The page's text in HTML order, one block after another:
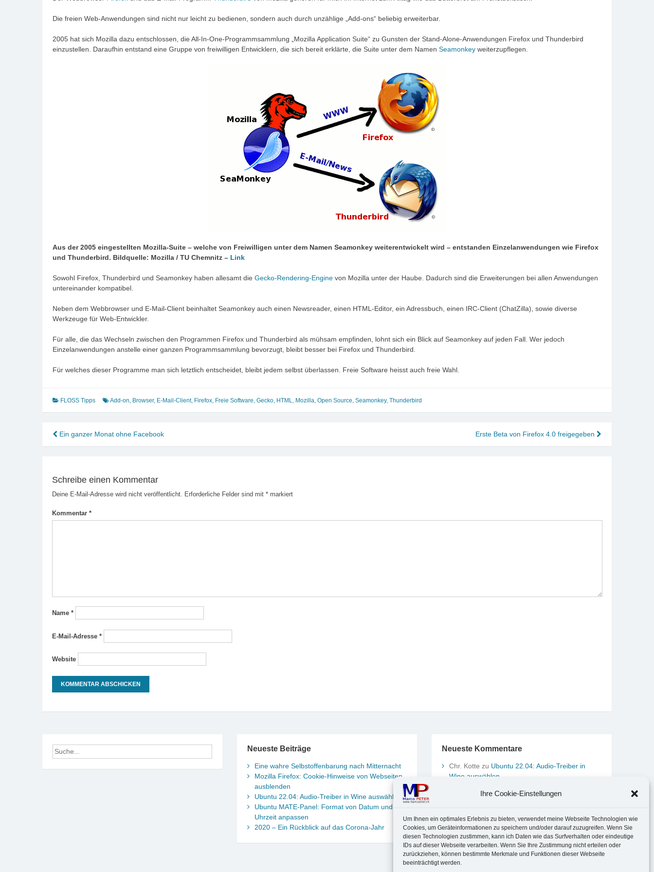
Ihre Cookie-Einstellungen
Um Ihnen ein optimales Erlebnis zu bieten, verwendet meine Webseite Technologien wie
Cookies, um Geräteinformationen zu speichern und/oder darauf zuzugreifen. Wenn Sie
diesen Technologien zustimmen, kann ich Daten wie das Surfverhalten oder eindeutige
IDs auf dieser Webseite verarbeiten. Wenn Sie Ihre Zustimmung nicht erteilen oder
zurückziehen, können bestimmte Merkmale und Funktionen dieser Webseite
beeinträchtigt werden.
Die freien Web-Anwendungen sind nicht nur leicht zu bedienen, sondern auch durch unzählige „Add-ons“ beliebig erweiterbar.
2005 hat sich Mozilla dazu entschlossen, die All-In-One-Programmsammlung „Mozilla Application Suite“ zu Gunsten der Stand-Alone-Anwendungen Firefox und Thunderbird
einzustellen. Daraufhin entstand eine Gruppe von freiwilligen Entwicklern, die sich bereit erklärte, die Suite unter dem Namen Seamonkey weiterzupflegen.
Aus der 2005 eingestellten Mozilla-Suite – welche von Freiwilligen unter dem Namen Seamonkey weiterentwickelt wird – entstanden Einzelanwendungen wie Firefox
und Thunderbird. Bildquelle: Mozilla / TU Chemnitz – Link
Sowohl Firefox, Thunderbird und Seamonkey haben allesamt die Gecko-Rendering-Engine von Mozilla unter der Haube. Dadurch sind die Erweiterungen bei allen Anwendungen
untereinander kompatibel.
Neben dem Webbrowser und E-Mail-Client beinhaltet Seamonkey auch einen Newsreader, einen HTML-Editor, ein Adressbuch, einen IRC-Client (ChatZilla), sowie diverse
Werkzeuge für Web-Entwickler.
Für alle, die das Wechseln zwischen den Programmen Firefox und Thunderbird als mühsam empfinden, lohnt sich ein Blick auf Seamonkey auf jeden Fall. Wer jedoch
Einzelanwendungen anstelle einer ganzen Programmsammlung bevorzugt, bleibt besser bei Firefox und Thunderbird.
Für welches dieser Programme man sich letztlich entscheidet, bleibt jedem selbst überlassen. Freie Software heisst auch freie Wahl.
FLOSS Tipps Add-on, Browser, E-Mail-Client, Firefox, Freie Software, Gecko, HTML, Mozilla, Open Source, Seamonkey, Thunderbird
Beitragsnavigation
Ein ganzer Monat ohne Facebook Erste Beta von Firefox 4.0 freigegeben
Schreibe einen Kommentar
Deine E-Mail-Adresse wird nicht veröffentlicht. Erforderliche Felder sind mit *markiert
Kommentar *
Name *
E-Mail-Adresse *
Website
Neueste Beiträge
Eine wahre Selbstoffenbarung nach Mitternacht
Mozilla Firefox: Cookie-Hinweise von Webseiten
ausblenden
Ubuntu 22.04: Audio-Treiber in Wine auswählen
Ubuntu MATE-Panel: Format von Datum und
Uhrzeit anpassen
2020 – Ein Rückblick auf das Corona-Jahr
Neueste Kommentare
Chr. Kotte zu Ubuntu 22.04: Audio-Treiber in
Wine auswählen
Datum und Uhrzeit anpassen
Datum und Uhrzeit anpassen
Brummel Herbolzheimzu Musik-Portrait Nr. 1:
Les Assoiffés aus Mittelbergheim
Marco PeterzuVereinfachte Installation von
Brother-Geräten unter Linux